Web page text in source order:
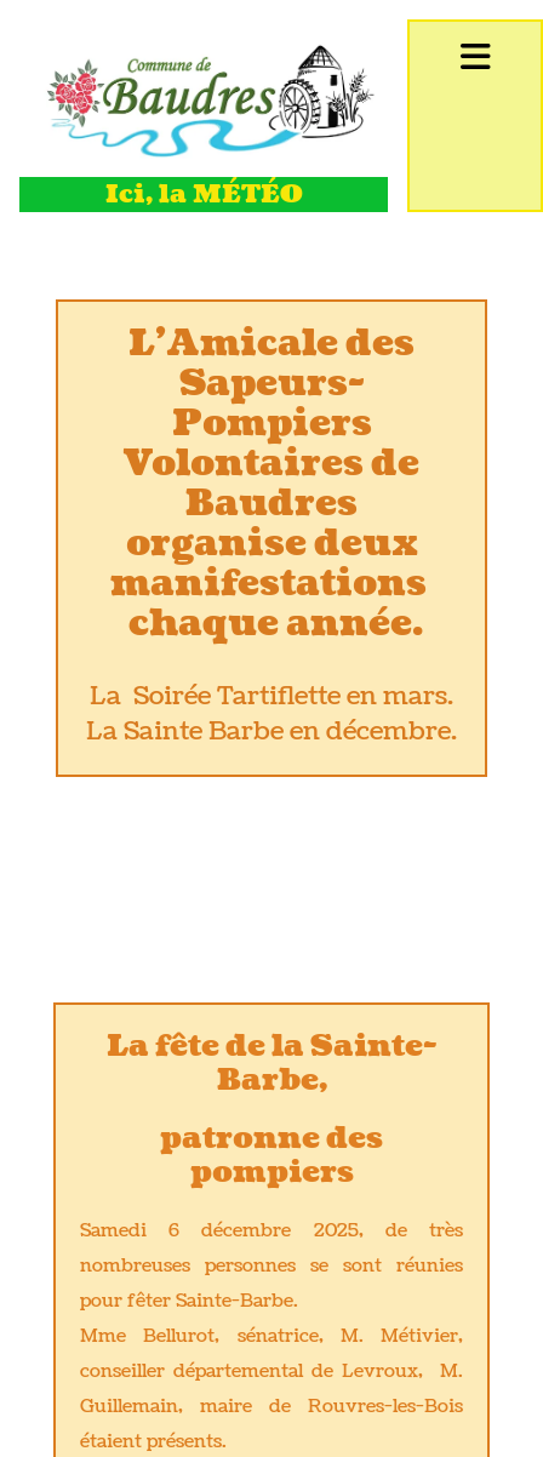
Ici, la MÉTÉO
L'Amicale des
Sapeurs-
Pompiers
Volontaires de
Baudres
organise deux
manifestations
chaque année.
La Soirée Tartiflette en mars.
La Sainte Barbe en décembre.
La fête de la Sainte-
Barbe,
patronne des
pompiers
Samedi 6 décembre 2025, de très
nombreuses personnes se sont réunies
pour fêter Sainte-Barbe.
Mme Bellurot, sénatrice, M. Métivier,
conseiller départemental de Levroux, M.
Guillemain, maire de Rouvres-les-Bois
étaient présents.